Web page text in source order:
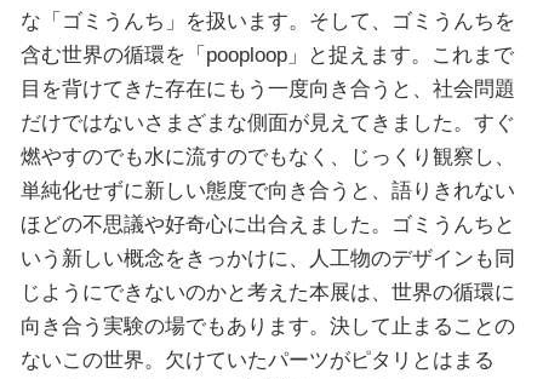
な「ゴミうんち」を扱います。そして、ゴミうんちを
含む世界の循環を「pooploop」と捉えます。これまで
目を背けてきた存在にもう一度向き合うと、社会問題
だけではないさまざまな側面が見えてきました。すぐ
燃やすのでも水に流すのでもなく、じっくり観察し、
単純化せずに新しい態度で向き合うと、語りきれない
ほどの不思議や好奇心に出合えました。ゴミうんちと
いう新しい概念をきっかけに、人工物のデザインも同
じようにできないのかと考えた本展は、世界の循環に
向き合う実験の場でもあります。決して止まることの
ないこの世界。欠けていたパーツがピタリとはまる